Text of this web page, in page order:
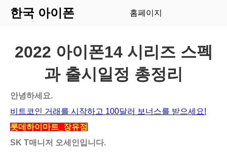
한국 아이폰 홈페이지
2022 아이폰14 시리즈 스펙
과 출시일정 총정리
안녕하세요.
비트코인 거래를 시작하고 100달러 보너스를 받으세요!
롯데하이마트_장유점
SK T매니저 오세인입니다.